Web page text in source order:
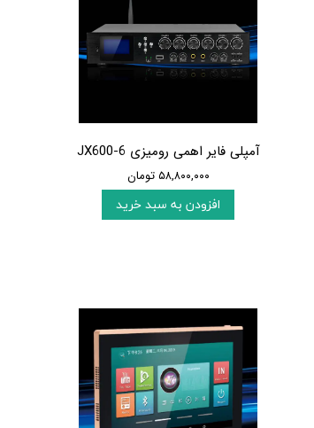
آمپلی فایر اهمی رومیزی JX600-6
۵۸,۸۰۰,۰۰۰ تومان
افزودن به سبد خرید